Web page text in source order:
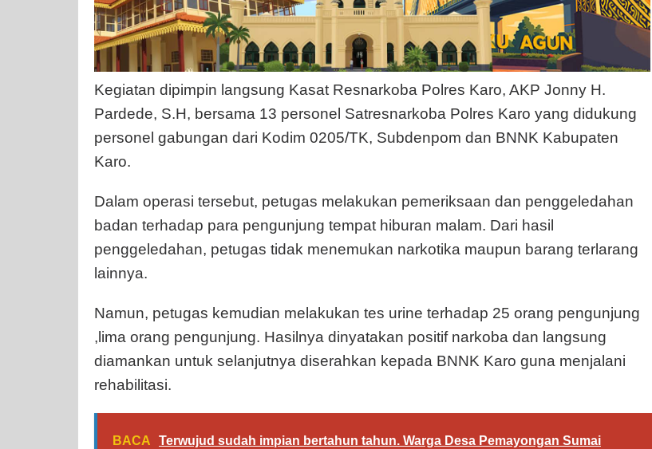
Kegiatan dipimpin langsung Kasat Resnarkoba Polres Karo, AKP Jonny H.
Pardede, S.H, bersama 13 personel Satresnarkoba Polres Karo yang didukung
personel gabungan dari Kodim 0205/TK, Subdenpom dan BNNK Kabupaten
Karo.
Dalam operasi tersebut, petugas melakukan pemeriksaan dan penggeledahan
badan terhadap para pengunjung tempat hiburan malam. Dari hasil
penggeledahan, petugas tidak menemukan narkotika maupun barang terlarang
lainnya.
Namun, petugas kemudian melakukan tes urine terhadap 25 orang pengunjung
,lima orang pengunjung. Hasilnya dinyatakan positif narkoba dan langsung
diamankan untuk selanjutnya diserahkan kepada BNNK Karo guna menjalani
rehabilitasi.
BACA
Terwujud sudah impian bertahun tahun. Warga Desa Pemayongan Sumai